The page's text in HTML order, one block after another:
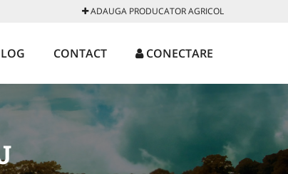
ADAUGA PRODUCATOR AGRICOL
CONTACT CONECTARE